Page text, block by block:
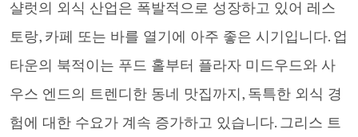
샬럿의 외식 산업은 폭발적으로 성장하고 있어 레스
토랑, 카페 또는 바를 열기에 아주 좋은 시기입니다. 업
타운의 북적이는 푸드 홀부터 플라자 미드우드와 사
우스 엔드의 트렌디한 동네 맛집까지, 독특한 외식 경
험에 대한 수요가 계속 증가하고 있습니다. 그리스 트